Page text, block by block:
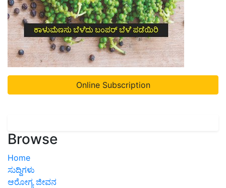
Online Subscription
Browse
Home
ಸುದ್ದಿಗಳು
ಆರೋಗ್ಯ ಜೀವನ